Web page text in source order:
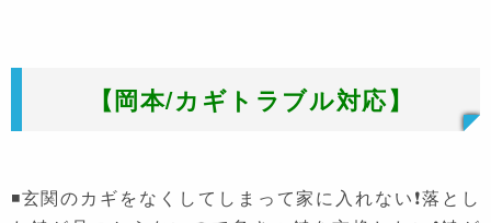
【岡本/カギトラブル対応】
◾玄関のカギをなくしてしまって家に入れない❗落とし